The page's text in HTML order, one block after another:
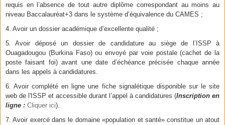
requis en l’absence de tout autre diplôme correspondant au moins au
niveau Baccalauréat+3 dans le système d’équivalence du CAMES ;
4. Avoir un dossier académique d’excellente qualité ;
5. Avoir déposé un dossier de candidature au siège de l’ISSP à
Ouagadougou (Burkina Faso) ou envoyé par voie postale (cachet de la
poste faisant foi) avant une date d’échéance précisée chaque année
dans les appels à candidatures.
6. Avoir complété en ligne une fiche signalétique disponible sur le site
web de l'ISSP et accessible durant l’appel à candidatures (Inscription en
ligne : Cliquer ici).
7. Avoir exercé dans le domaine «population et santé» constitue un atout